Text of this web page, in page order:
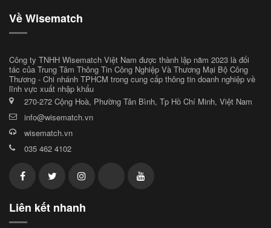
Về Wisematch
Công ty TNHH Wisematch Việt Nam được thành lập năm 2023 là đối
tác của Trung Tâm Thông Tin Công Nghiệp Và Thương Mại Bộ Công
Thương - Chi nhánh TPHCM trong cung cấp thông tin doanh nghiệp về
lĩnh vực xuất nhập khẩu
270-272 Cộng Hoà, Phường Tân Bình, Tp Hồ Chí Minh, Việt Nam
info@wisematch.vn
wisematch.vn
035 462 4102
Liên kết nhanh